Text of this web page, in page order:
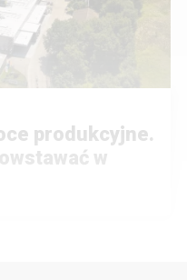
produkcyjne.
w